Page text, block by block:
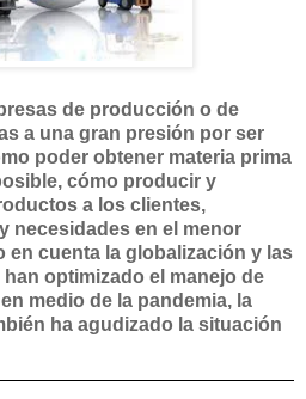
de producción o de
a una gran presión por ser
poder obtener materia prima
cómo producir y
a los clientes,
necesidades en el menor
en cuenta la globalización y las
optimizado el manejo de
medio de la pandemia, la
ha agudizado la situación